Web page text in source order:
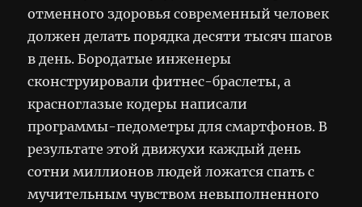
отменного здоровья современный человек
должен делать порядка десяти тысяч шагов
в день. Бородатые инженеры
сконструировали фитнес-браслеты, а
красноглазые кодеры написали
программы-педометры для смартфонов. В
результате этой движухи каждый день
сотни миллионов людей ложатся спать с
мучительным чувством невыполненного